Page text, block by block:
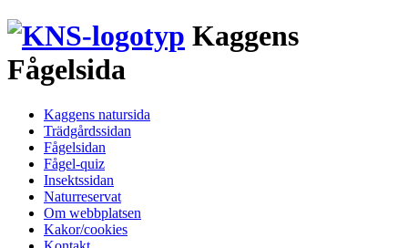
Kaggens
Fågelsida
Kaggens natursida
Trädgårdssidan
Fågelsidan
Fågel-quiz
Insektssidan
Naturreservat
Om webbplatsen
Kakor/cookies